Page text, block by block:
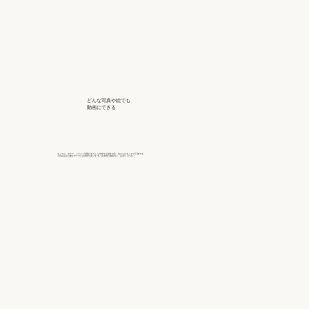
どんな写真や絵でも
動画にできる
モノクロ、カラー、イラスト等問わずどん な仕様でも動きや音、色をつけることが可 能です。
※読み込み可能なデータには条件がありま す。注文時に確認の上、お送りください。